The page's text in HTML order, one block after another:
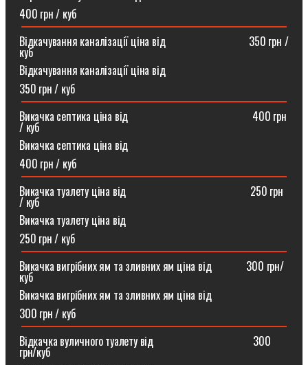
400 грн / куб
Відкачування каналізації ціна від ⠀⠀⠀⠀⠀⠀⠀⠀⠀⠀350 грн /
куб
Відкачування каналізації ціна від
350 грн / куб
Викачка септика ціна від ⠀⠀⠀⠀⠀⠀⠀⠀⠀⠀⠀⠀⠀⠀⠀400 грн
/ куб
Викачка септика ціна від
400 грн / куб
Викачка туалету ціна від ⠀⠀⠀⠀⠀⠀⠀⠀⠀⠀⠀⠀⠀⠀⠀250 грн
/ куб⠀
Викачка туалету ціна від
250 грн / куб
Викачка вигрібних ям та зливних ям ціна від ⠀⠀⠀⠀300 грн/
куб
Викачка вигрібних ям та зливних ям ціна від
300 грн / куб
Відкачка вуличного туалету від ⠀⠀⠀⠀⠀⠀⠀⠀⠀⠀⠀⠀300
грн/куб